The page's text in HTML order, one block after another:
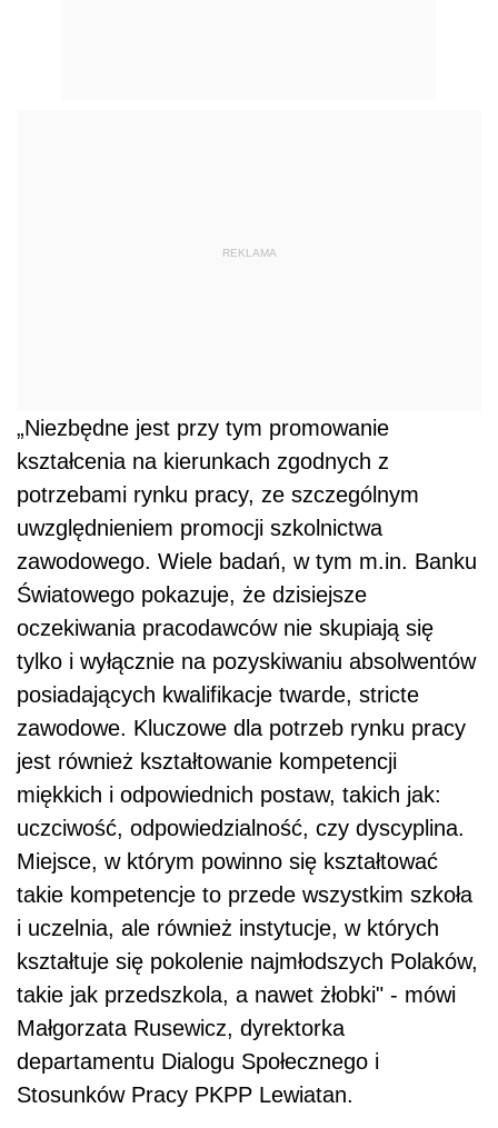
REKLAMA
„Niezbędne jest przy tym promowanie
kształcenia na kierunkach zgodnych z
potrzebami rynku pracy, ze szczególnym
uwzględnieniem promocji szkolnictwa
zawodowego. Wiele badań, w tym m.in. Banku
Światowego pokazuje, że dzisiejsze
oczekiwania pracodawców nie skupiają się
tylko i wyłącznie na pozyskiwaniu absolwentów
posiadających kwalifikacje twarde, stricte
zawodowe. Kluczowe dla potrzeb rynku pracy
jest również kształtowanie kompetencji
miękkich i odpowiednich postaw, takich jak:
uczciwość, odpowiedzialność, czy dyscyplina.
Miejsce, w którym powinno się kształtować
takie kompetencje to przede wszystkim szkoła
i uczelnia, ale również instytucje, w których
kształtuje się pokolenie najmłodszych Polaków,
takie jak przedszkola, a nawet żłobki" - mówi
Małgorzata Rusewicz, dyrektorka
departamentu Dialogu Społecznego i
Stosunków Pracy PKPP Lewiatan.